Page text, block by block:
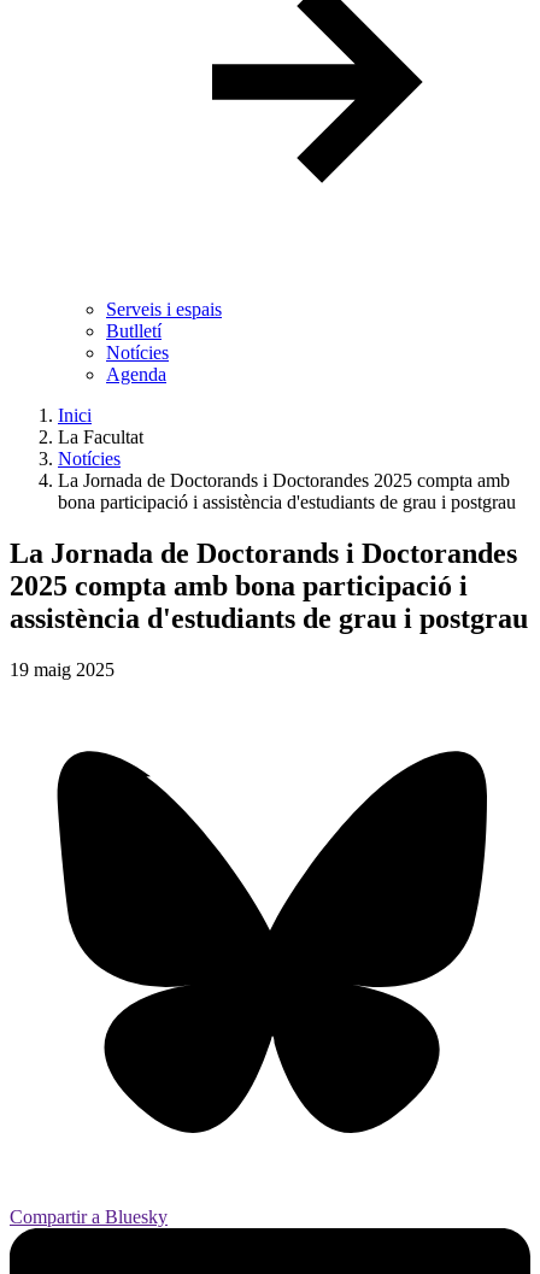
Serveis i espais
Butlletí
Notícies
Agenda
Inici
La Facultat
Notícies
La Jornada de Doctorands i Doctorandes 2025 compta amb
bona participació i assistència d'estudiants de grau i postgrau
La Jornada de Doctorands i Doctorandes
2025 compta amb bona participació i
assistència d'estudiants de grau i postgrau
19 maig 2025
Compartir a Bluesky